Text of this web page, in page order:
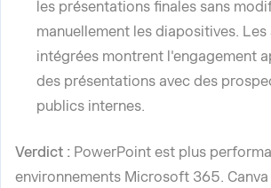
les présentations finales sans
manuellement les diapositives. Les
intégrées montrent l'engagement
des présentations avec des
publics internes.
Verdict : PowerPoint est plus
environnements Microsoft 365.